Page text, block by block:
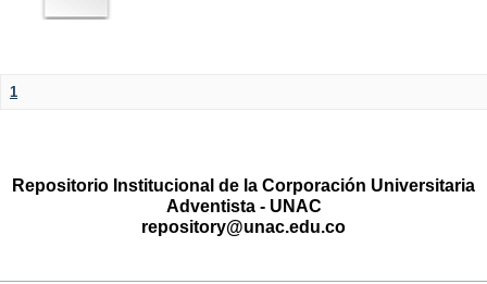
1
Repositorio Institucional de la Corporación Universitaria
Adventista - UNAC
repository@unac.edu.co